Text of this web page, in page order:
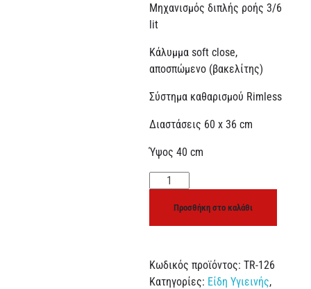
Μηχανισμός διπλής ροής 3/6
lit
Κάλυμμα soft close,
αποσπώμενο (βακελίτης)
Σύστημα καθαρισμού Rimless
Διαστάσεις 60 x 36 cm
Ύψος 40 cm
Προσθήκη στο καλάθι
Κωδικός προϊόντος: TR-126
Κατηγορίες: Είδη Υγιεινής,